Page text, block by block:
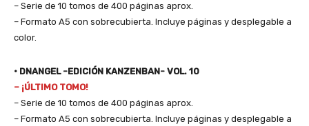
– Serie de 10 tomos de 400 páginas aprox.
– Formato A5 con sobrecubierta. Incluye páginas y desplegable a
color.
• DNANGEL -EDICIÓN KANZENBAN- VOL. 10
– ¡ÚLTIMO TOMO!
– Serie de 10 tomos de 400 páginas aprox.
– Formato A5 con sobrecubierta. Incluye páginas y desplegable a